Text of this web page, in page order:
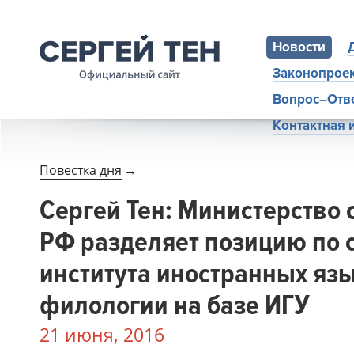
Новости
Повестка дня →
Сергей Тен: Министерство
РФ разделяет позицию по
института иностранных
филологии на базе ИГУ
21 июня, 2016